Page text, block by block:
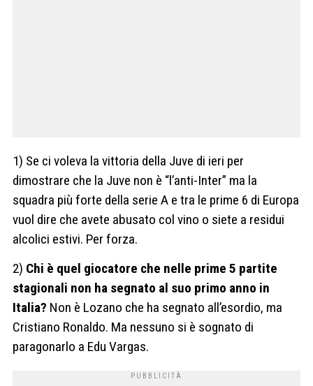
1) Se ci voleva la vittoria della Juve di ieri per
dimostrare che la Juve non è “l’anti-Inter” ma la
squadra più forte della serie A e tra le prime 6 di Europa
vuol dire che avete abusato col vino o siete a residui
alcolici estivi. Per forza.
2) Chi è quel giocatore che nelle prime 5 partite
stagionali non ha segnato al suo primo anno in
Italia? Non è Lozano che ha segnato all’esordio, ma
Cristiano Ronaldo. Ma nessuno si è sognato di
paragonarlo a Edu Vargas.